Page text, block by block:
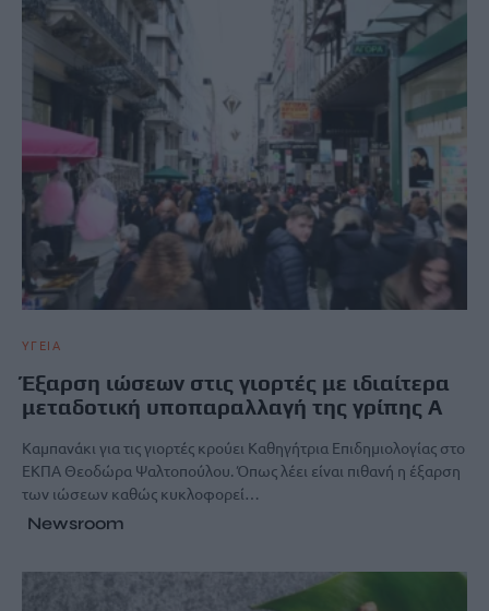
ΥΓΕΙΑ
Έξαρση ιώσεων στις γιορτές με ιδιαίτερα
μεταδοτική υποπαραλλαγή της γρίπης Α
Καμπανάκι για τις γιορτές κρούει Καθηγήτρια Επιδημιολογίας στο
ΕΚΠΑ Θεοδώρα Ψαλτοπούλου. Όπως λέει είναι πιθανή η έξαρση
των ιώσεων καθώς κυκλοφορεί…
Newsroom